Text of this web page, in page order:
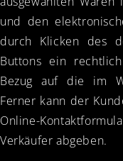
und den
durch Klicken des
Buttons ein
Bezug auf die im
Ferner kann der
Online-
Verkäufer abgeben.